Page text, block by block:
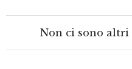
Non ci sono